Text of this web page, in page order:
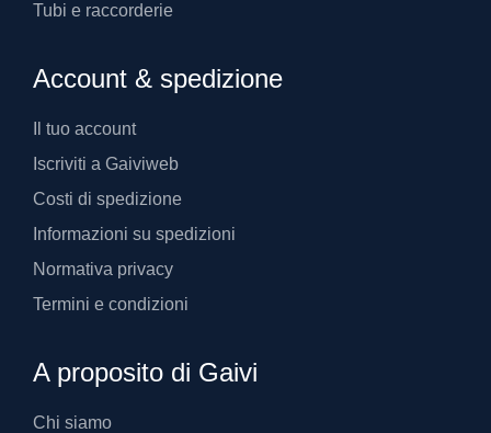
Tubi e raccorderie
Account & spedizione
Il tuo account
Iscriviti a Gaiviweb
Costi di spedizione
Informazioni su spedizioni
Normativa privacy
Termini e condizioni
A proposito di Gaivi
Chi siamo